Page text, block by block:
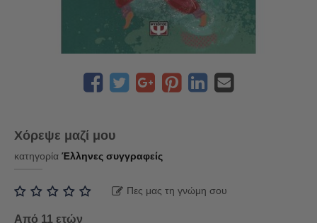
Χόρεψε μαζί μου
κατηγορία Έλληνες συγγραφείς
Πες μας τη γνώμη σου
Από 11 ετών